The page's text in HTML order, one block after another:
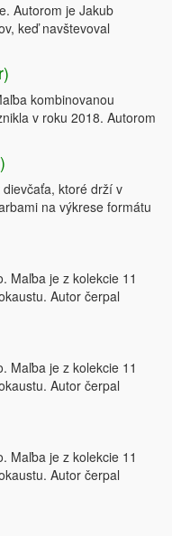
Autorom je Jakub
keď navštevoval
kombinovanou
v roku 2018. Autorom
ktoré drží v
na výkrese formátu
Maľba je z kolekcie 11
Autor čerpal
Maľba je z kolekcie 11
Autor čerpal
Maľba je z kolekcie 11
Autor čerpal